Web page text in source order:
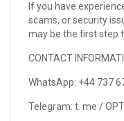
If you have
scams, or security
may be the first step
CONTACT
WhatsApp: +44 737
Telegram: t. me /